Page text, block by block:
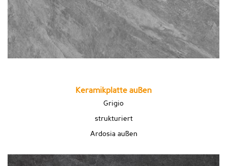
Keramikplatte außen
Grigio
strukturiert
Ardosia außen